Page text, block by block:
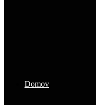
Domov